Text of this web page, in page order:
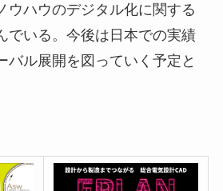
ウハウのデジタル化に関する
でいる。今後は日本での実績
バル展開を図っていく予定と